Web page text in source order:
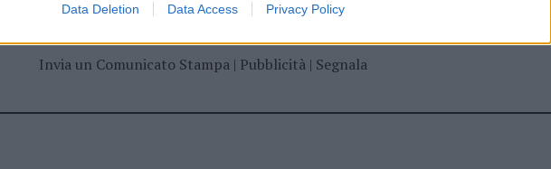
Data Deletion Data Access Privacy Policy
Invia un Comunicato Stampa| Pubblicità| Segnala